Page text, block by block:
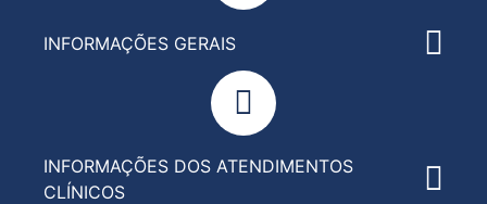
INFORMAÇÕES GERAIS
INFORMAÇÕES DOS ATENDIMENTOS
CLÍNICOS